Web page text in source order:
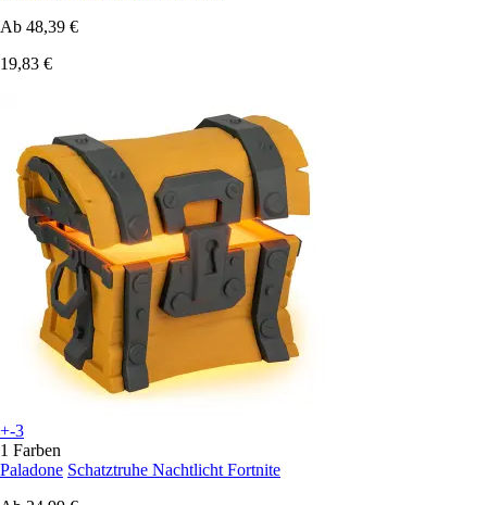
Ab 48,39 €
19,83 €
+-3
1 Farben
Paladone Schatztruhe Nachtlicht Fortnite